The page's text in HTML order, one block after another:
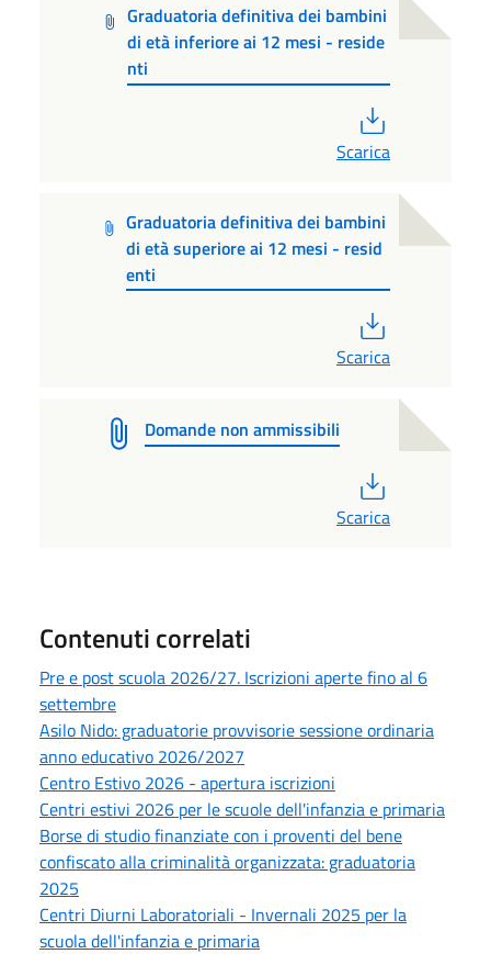
Graduatoria definitiva dei bambini
di età inferiore ai 12 mesi - reside
nti
Scarica
Graduatoria definitiva dei bambini
di età superiore ai 12 mesi - resid
enti
Scarica
Domande non ammissibili
Scarica
Contenuti correlati
Pre e post scuola 2026/27. Iscrizioni aperte fino al 6
settembre
Asilo Nido: graduatorie provvisorie sessione ordinaria
anno educativo 2026/2027
Centro Estivo 2026 - apertura iscrizioni
Centri estivi 2026 per le scuole dell'infanzia e primaria
Borse di studio finanziate con i proventi del bene
confiscato alla criminalità organizzata: graduatoria
2025
Centri Diurni Laboratoriali - Invernali 2025 per la
scuola dell'infanzia e primaria